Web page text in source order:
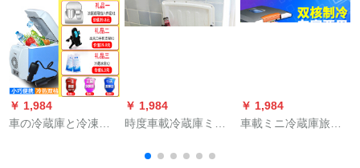
￥ 1,984
車の冷蔵庫と冷凍ミ
￥ 1,984
時度車載冷蔵庫ミニ
冷蔵庫型家庭用シン
￥ 1,984
車載ミニ冷蔵庫旅行